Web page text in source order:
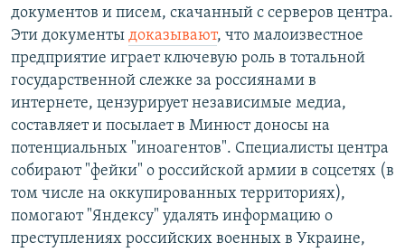
документов и писем, скачанный с серверов центра.
Эти документы доказывают, что малоизвестное
предприятие играет ключевую роль в тотальной
государственной слежке за россиянами в
интернете, цензурирует независимые медиа,
составляет и посылает в Минюст доносы на
потенциальных "иноагентов". Специалисты центра
собирают "фейки" о российской армии в соцсетях (в
том числе на оккупированных территориях),
помогают "Яндексу" удалять информацию о
преступлениях российских военных в Украине,